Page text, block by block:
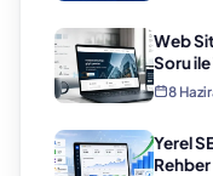
Web
Soru
8
Yerel
Rehber